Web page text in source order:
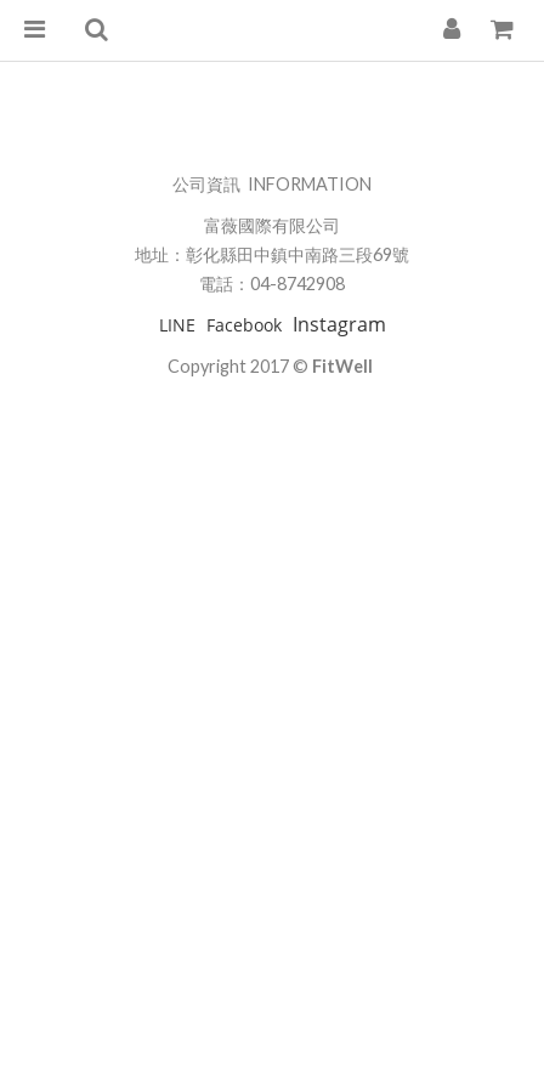
公司資訊 INFORMATION
富薇國際有限公司
地址：彰化縣田中鎮中南路三段69號
電話：04-8742908
LINE Facebook Instagram
Copyright 2017 © FitWell